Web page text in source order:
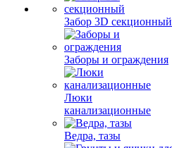
Забор 3D секционный
Заборы и ограждения
Люки
канализационные
Ведра, тазы